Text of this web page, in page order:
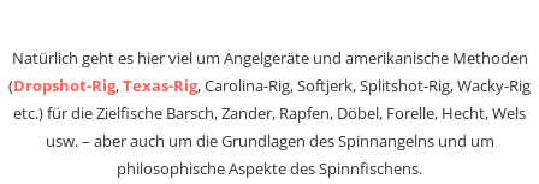
Natürlich geht es hier viel um Angelgeräte und amerikanische Methoden
(Dropshot-Rig,Texas-Rig, Carolina-Rig, Softjerk, Splitshot-Rig, Wacky-Rig
etc.) für die Zielfische Barsch, Zander, Rapfen, Döbel, Forelle, Hecht, Wels
usw. – aber auch um die Grundlagen des Spinnangelns und um
philosophische Aspekte des Spinnfischens.